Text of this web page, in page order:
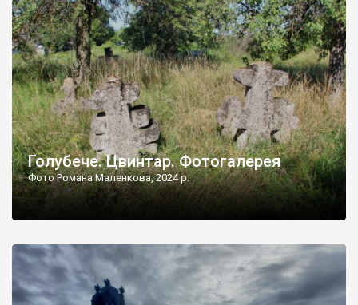
бруньками, кози ті бруньки обгризають, бо то улюблений
делікатес. На цвинтарі у Голубечому ціла колекція
різноманітних форм хрестів. Село відносно невелике, […]
Голубече. Цвинтар. Фотогалерея
Фото Романа Маленкова, 2024 р.